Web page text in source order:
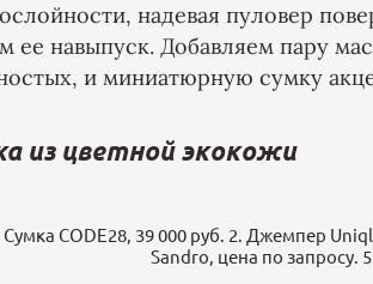
надевая пуловер
ее навыпуск. Добавляем пару
и миниатюрную сумку
из цветной экокожи
Сумка CODE28, 39 000 руб. 2. Джемпер
Sandro, цена по запросу.